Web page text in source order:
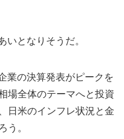
となりそうだ。
業の決算発表がピークを
場全体のテーマへと投資
日米のインフレ状況と金
う。